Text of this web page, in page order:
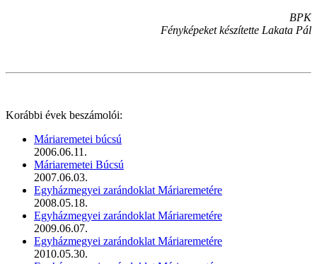
BPK
Fényképeket készítette Lakata Pál
Korábbi évek beszámolói:
Máriaremetei búcsú
2006.06.11.
Máriaremetei Búcsú
2007.06.03.
Egyházmegyei zarándoklat Máriaremetére
2008.05.18.
Egyházmegyei zarándoklat Máriaremetére
2009.06.07.
Egyházmegyei zarándoklat Máriaremetére
2010.05.30.